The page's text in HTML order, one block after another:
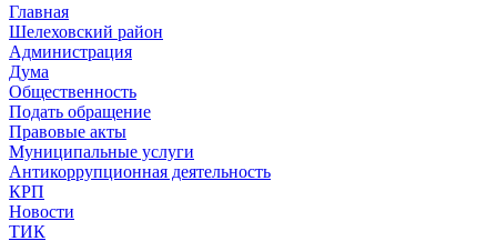
Главная
Шелеховский район
Администрация
Дума
Общественность
Подать обращение
Правовые акты
Муниципальные услуги
Антикоррупционная деятельность
КРП
Новости
ТИК